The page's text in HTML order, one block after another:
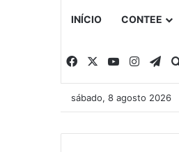
INÍCIO CONTEE
Facebook YouTube
sábado, 8 agosto 2026